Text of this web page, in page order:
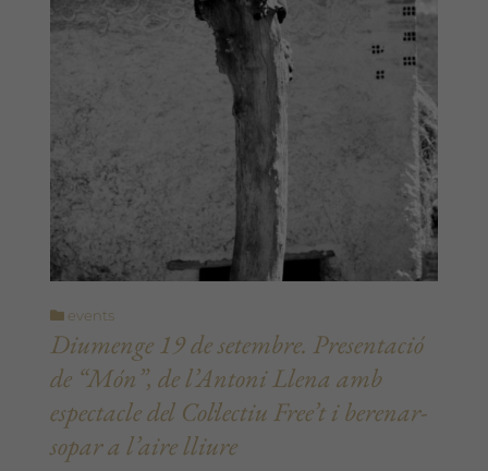
events
Diumenge 19 de setembre. Presentació
de “Món”, de l’Antoni Llena amb
espectacle del Col·lectiu Free’t i berenar-
sopar a l’aire lliure